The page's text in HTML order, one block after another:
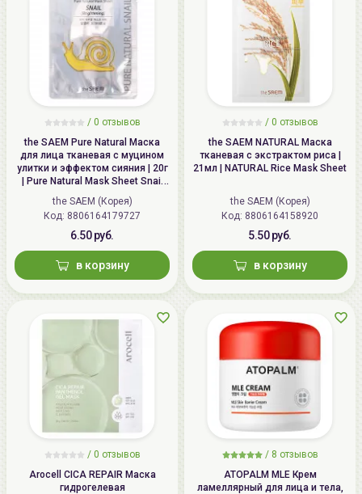
/ 0 отзывов
the SAEM Pure Natural Маска
для лица тканевая с муцином
улитки и эффектом сияния | 20г
| Pure Natural Mask Sheet Snail
Brightening
the SAEM (Корея)
Код: 8806164179727
6.50 руб.
в корзину
/ 0 отзывов
the SAEM NATURAL Маска
тканевая с экстрактом риса |
21мл | NATURAL Rice Mask Sheet
the SAEM (Корея)
Код: 8806164158920
5.50 руб.
в корзину
/ 0 отзывов
Arocell CICA REPAIR Маска
гидрогелевая
/ 8 отзывов
ATOPALM MLE Крем
ламеллярный для лица и тела,